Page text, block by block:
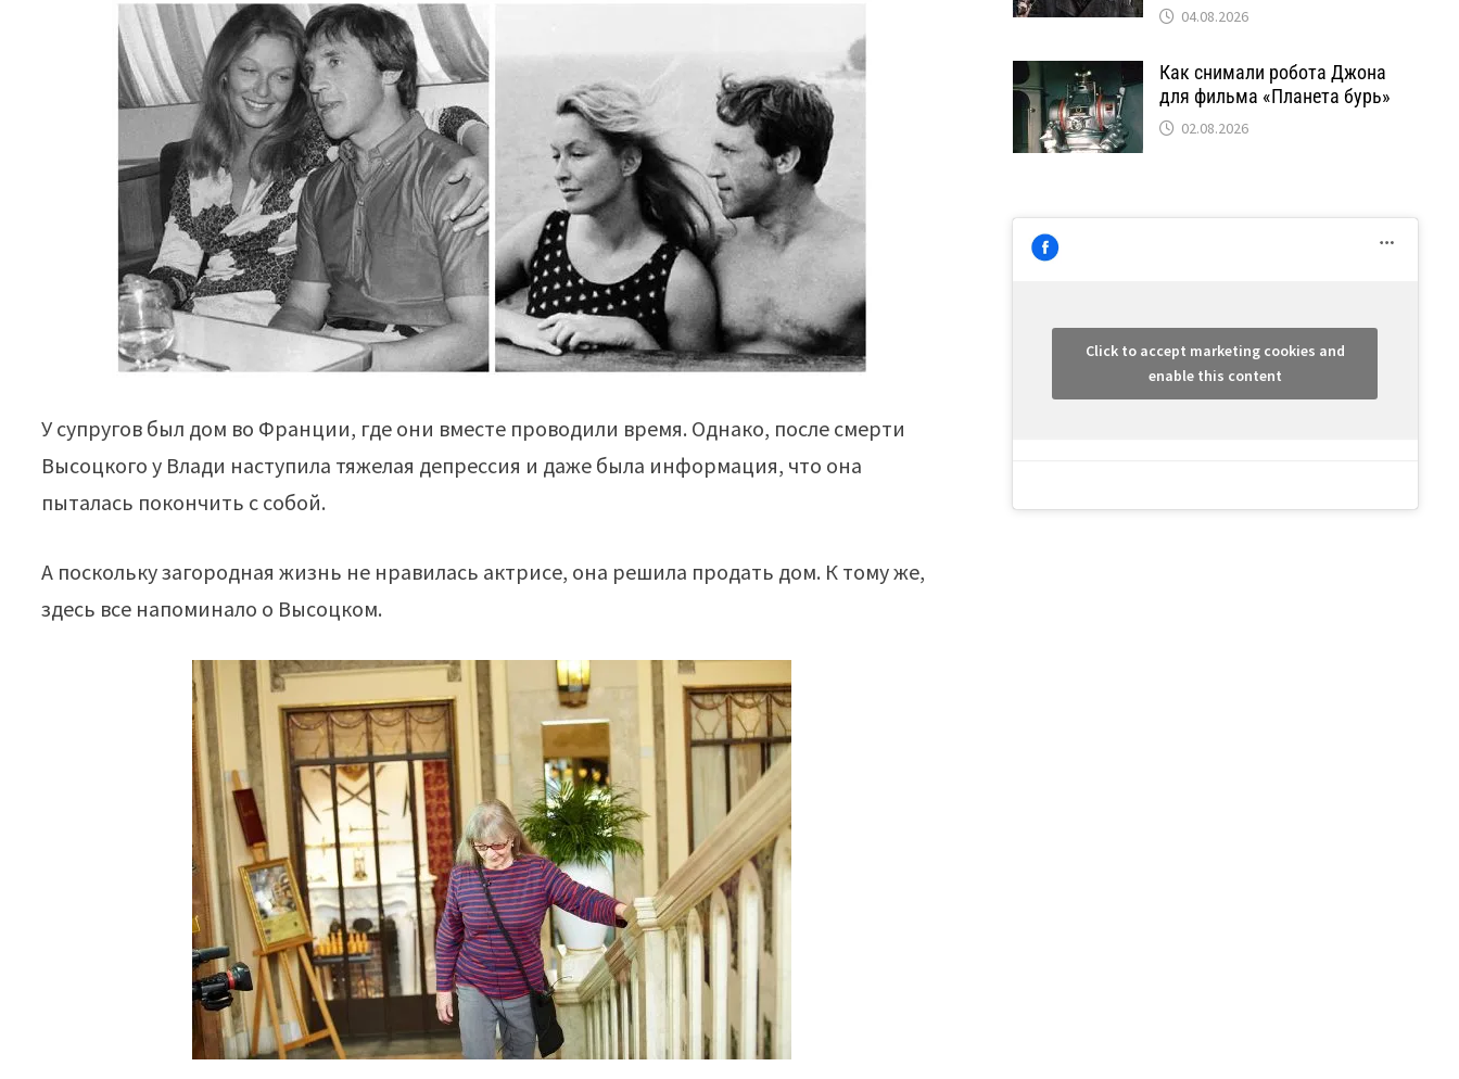
У супругов был дом во Франции, где они вместе проводили время. Однако, после смерти
Высоцкого у Влади наступила тяжелая депрессия и даже была информация, что она
пыталась покончить с собой.
А поскольку загородная жизнь не нравилась актрисе, она решила продать дом. К тому же,
здесь все напоминало о Высоцком.
04.08.2026
Как снимали робота Джона
для фильма «Планета бурь»
02.08.2026
Click to accept marketing cookies and
enable this content